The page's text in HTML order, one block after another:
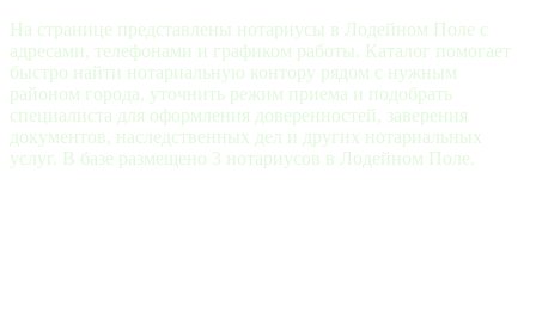
На странице представлены нотариусы в Лодейном Поле с
адресами, телефонами и графиком работы. Каталог помогает
быстро найти нотариальную контору рядом с нужным
районом города, уточнить режим приема и подобрать
специалиста для оформления доверенностей, заверения
документов, наследственных дел и других нотариальных
услуг. В базе размещено 3 нотариусов в Лодейном Поле.